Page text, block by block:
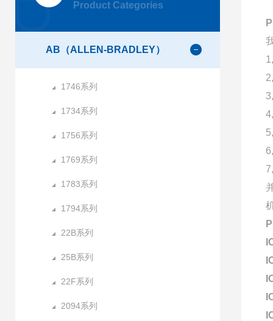
Product Categories
AB（ALLEN-BRADLEY）
1746系列
1734系列
1756系列
1769系列
1783系列
1794系列
22B系列
25B系列
22F系列
2094系列